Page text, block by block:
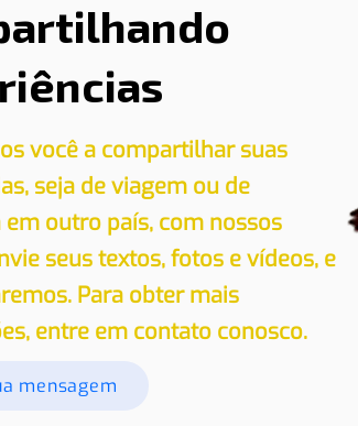
você a compartilhar suas
seja de viagem ou de
em outro país, com nossos
seus textos, fotos e vídeos, e
Para obter mais
entre em contato conosco.
mensagem